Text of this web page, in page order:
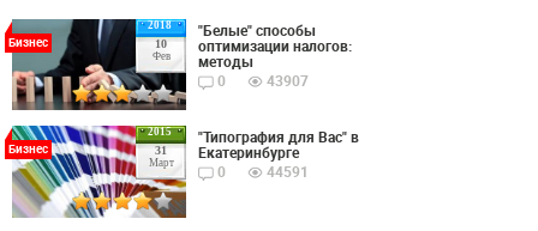
2018
10
Фев
Бизнес
"Белые" способы
оптимизации налогов:
методы
0
43907
2015
31
Март
Бизнес
"Типография для Вас" в
Екатеринбурге
0
44591